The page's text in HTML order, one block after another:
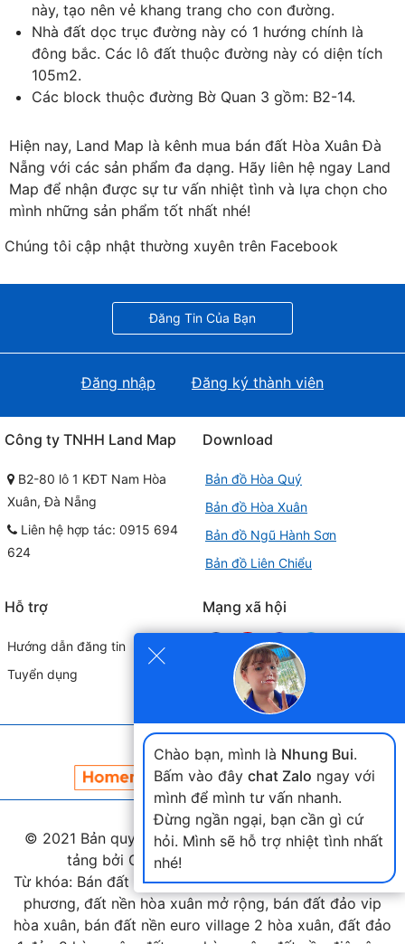
này, tạo nên vẻ khang trang cho con đường.
Nhà đất dọc trục đường này có 1 hướng chính là
đông bắc. Các lô đất thuộc đường này có diện tích
105m2.
Các block thuộc đường Bờ Quan 3 gồm: B2-14.
Hiện nay, Land Map là kênh mua bán đất Hòa Xuân Đà
Nẵng với các sản phẩm đa dạng. Hãy liên hệ ngay Land
Map để nhận được sự tư vấn nhiệt tình và lựa chọn cho
mình những sản phẩm tốt nhất nhé!
Chúng tôi cập nhật thường xuyên trên Facebook
×
Chào bạn, mình là Nhung Bui.
Bấm vào đây chat Zalo ngay với
mình để mình tư vấn nhanh.
Đừng ngần ngại, bạn cần gì cứ
hỏi. Mình sẽ hỗ trợ nhiệt tình nhất
nhé!
Đăng Tin Của Bạn
Đăng nhập Đăng ký thành viên
Công ty TNHH Land Map
B2-80 lô 1 KĐT Nam Hòa
Xuân, Đà Nẵng
Liên hệ hợp tác: 0915 694
624
Download
Bản đồ Hòa Quý
Bản đồ Hòa Xuân
Bản đồ Ngũ Hành Sơn
Bản đồ Liên Chiểu
Hỗ trợ
Hướng dẫn đăng tin
Tuyển dụng
Mạng xã hội
© 2021 Bản quyền thuộclandmap.vn. Phát triển nền
tảng bởi Công ty Home Land Việt Nam.
Từ khóa: Bán đất hòa xuân, bán đất nam cầu nguyễn tri
phương, đất nền hòa xuân mở rộng, bán đất đảo vip
hòa xuân, bán đất nền euro village 2 hòa xuân, đất đảo